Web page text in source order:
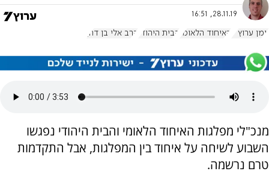
28.11.19, 16:51
יומן ערוץ 7 האיחוד הלאומי הבית היהודי הרב אלי בן דהן
מנכ"לי מפלגות האיחוד הלאומי והבית היהודי נפגשו
השבוע לשיחה על איחוד בין המפלגות, אבל התקדמות
טרם נרשמה.